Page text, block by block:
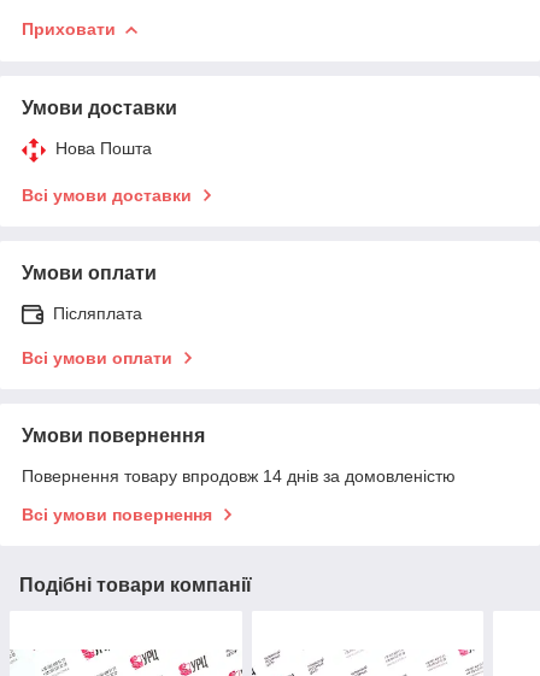
Приховати
Умови доставки
Нова Пошта
Всі умови доставки
Умови оплати
Післяплата
Всі умови оплати
Умови повернення
Повернення товару впродовж 14 днів за домовленістю
Всі умови повернення
Подібні товари компанії